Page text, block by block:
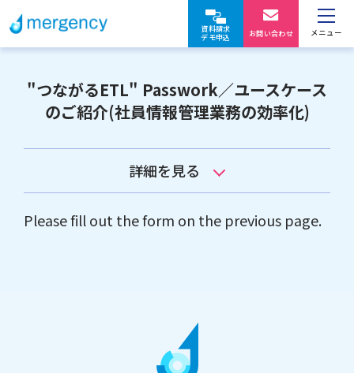
資料請求
デモ申込
お問い合わせ メニュー
"つながるETL" Passwork／ユースケース
のご紹介(社員情報管理業務の効率化)
詳細を見る
Please fill out the form on the previous page.